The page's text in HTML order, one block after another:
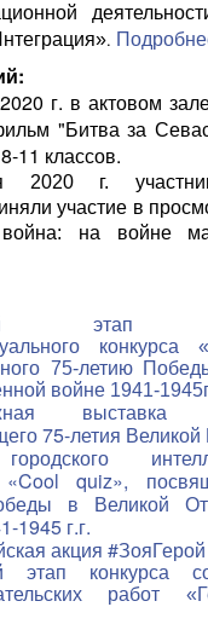
.
г. в актовом
"Битва за
11 классов.
2020 г.
участие в
на войне
этап
конкурса
75-летию
войне 1941-
75-летия
«Cool quiz»,
в Великой
1945 г.г.
акция #ЗояГерой
этап конкурса
работ